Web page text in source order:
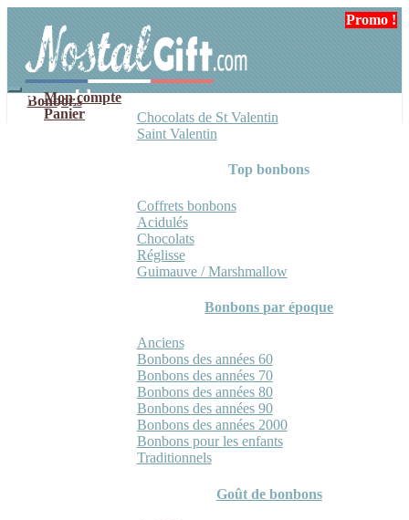
navigation
contenu
Mon compte
Panier
Bonbons
Chocolats de St Valentin
Saint Valentin
Top bonbons
Coffrets bonbons
Acidulés
Chocolats
Réglisse
Guimauve / Marshmallow
Bonbons par époque
Anciens
Bonbons des années 60
Bonbons des années 70
Bonbons des années 80
Bonbons des années 90
Bonbons des années 2000
Bonbons pour les enfants
Traditionnels
Goût de bonbons
Promo !